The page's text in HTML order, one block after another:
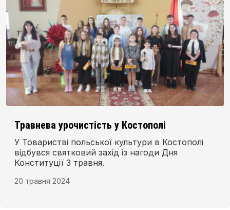
Травнева урочистість у Костополі
У Товаристві польської культури в Костополі
відбувся святковий захід із нагоди Дня
Конституції 3 травня.
20 травня 2024